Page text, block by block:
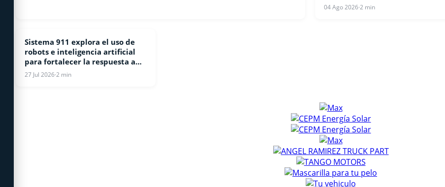
04 Ago 2026·2 min
NOTICIAS
Sistema 911 explora el uso de
robots e inteligencia artificial
para fortalecer la respuesta a
emergencias
27 Jul 2026·2 min